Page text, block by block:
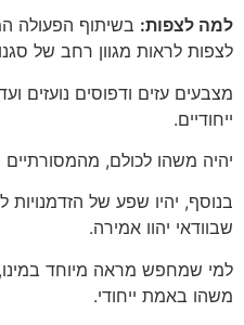
למה לצפות: בשיתוף הפעולה
לצפות לראות מגוון רחב של
מצבעים עזים ודפוסים נועזים
ייחודיים.
יהיה משהו לכולם, מהמסורתיים
בנוסף, יהיו שפע של הזדמנויות
שבוודאי יהוו אמירה.
למי שמחפש מראה מיוחד
משהו באמת ייחודי.